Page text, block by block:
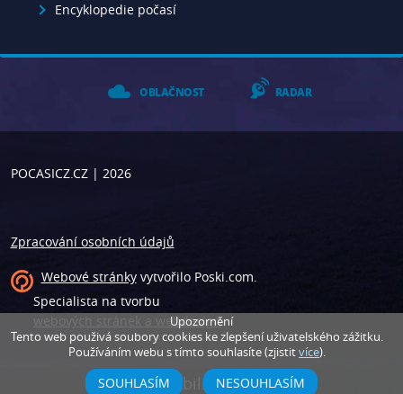
Encyklopedie počasí
OBLAČNOST RADAR
POCASICZ.CZ| 2026
Zpracování osobních údajů
Webové stránkyvytvořilo Poski.com.
Specialista na tvorbu
webových stránek a webdesign.
Vypni mobilní zobrazení
Upozornění
Tento web použivá soubory cookies ke zlepšení uživatelského zážitku.
Používáním webu s tímto souhlasíte (zjistitvíce).
SOUHLASÍM NESOUHLASÍM